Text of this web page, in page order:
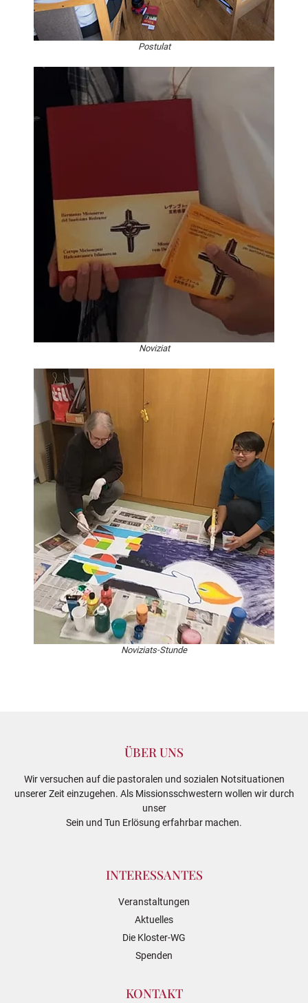
Postulat
Noviziat
Noviziats-Stunde
ÜBER UNS
Wir versuchen auf die pastoralen und sozialen Notsituationen
unserer Zeit einzugehen. Als Missionsschwestern wollen wir durch
unser
Sein und Tun Erlösung erfahrbar machen.
INTERESSANTES
Veranstaltungen
Aktuelles
Die Kloster-WG
Spenden
KONTAKT